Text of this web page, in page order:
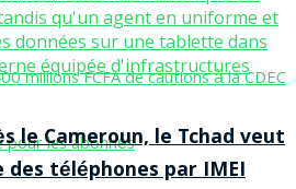
le Cameroun, le Tchad veut
téléphones par IMEI